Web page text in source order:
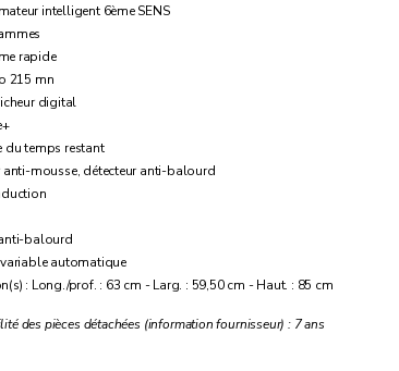
intelligent 6ème SENS
rapide
215 mn
digital
du temps restant
anti-mousse, détecteur anti-balourd
balourd
automatique
: Long./prof. : 63 cm - Larg. : 59,50 cm - Haut. : 85 cm
des pièces détachées (information fournisseur) : 7 ans